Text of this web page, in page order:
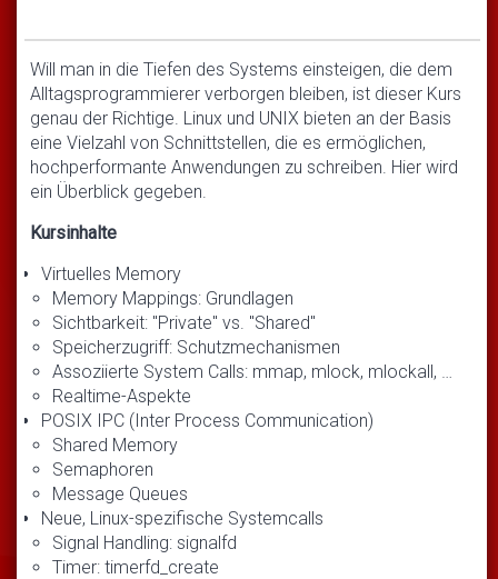
Will man in die Tiefen des Systems einsteigen, die dem
Alltagsprogrammierer verborgen bleiben, ist dieser Kurs
genau der Richtige. Linux und UNIX bieten an der Basis
eine Vielzahl von Schnittstellen, die es ermöglichen,
hochperformante Anwendungen zu schreiben. Hier wird
ein Überblick gegeben.
Kursinhalte
Virtuelles Memory
Memory Mappings: Grundlagen
Sichtbarkeit: "Private" vs. "Shared"
Speicherzugriff: Schutzmechanismen
Assoziierte System Calls: mmap, mlock, mlockall, …
Realtime-Aspekte
POSIX IPC (Inter Process Communication)
Shared Memory
Semaphoren
Message Queues
Neue, Linux-spezifische Systemcalls
Signal Handling: signalfd
Timer: timerfd_create